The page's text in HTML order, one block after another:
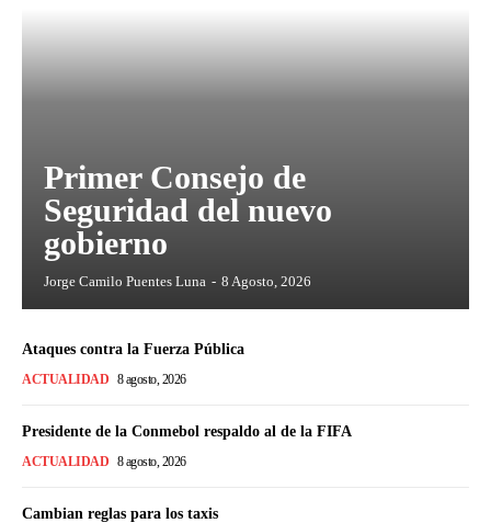
Primer Consejo de
Seguridad del nuevo
gobierno
Jorge Camilo Puentes Luna - 8 Agosto, 2026
Ataques contra la Fuerza Pública
ACTUALIDAD 8 agosto, 2026
Presidente de la Conmebol respaldo al de la FIFA
ACTUALIDAD 8 agosto, 2026
Cambian reglas para los taxis